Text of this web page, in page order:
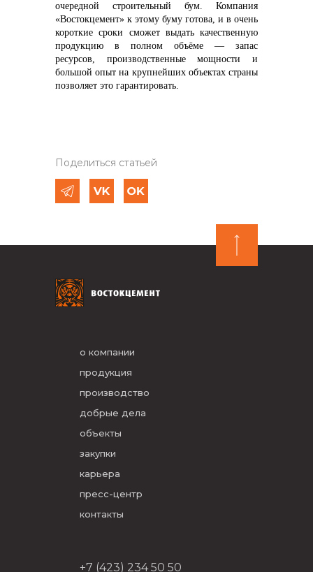
очередной строительный бум. Компания
«Востокцемент» к этому буму готова, и в очень
короткие сроки сможет выдать качественную
продукцию в полном объёме — запас
ресурсов, производственные мощности и
большой опыт на крупнейших объектах страны
позволяет это гарантировать.
Поделиться статьей
о компании
продукция
производство
добрые дела
объекты
закупки
карьера
пресс-центр
контакты
+7 (423) 234 50 50